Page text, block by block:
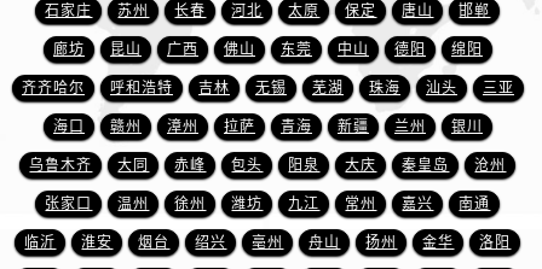
澳门特别行政区风顺堂区南湾大马路爱彼售后服务中心（需提前预约）
澳门特别行政区花地玛堂区关闸广场爱彼售后服务中心（需提前预约）
澳门特别行政区花王堂区大三巴商圈爱彼售后服务中心（需提前预约）
澳门特别行政区嘉模堂区官也街爱彼售后服务中心（需提前预约）
澳门省路氹城市金光大道爱彼售后服务中心（需提前预约）
澳门特别行政区望德堂区塔石广场爱彼售后服务中心（需提前预约）
福建省福州市鼓楼区五四路128-1号恒力城写字楼15层03室爱彼售后服务中心（需提前预约）
福建省厦门市思明区湖滨东路95号万象城华润大厦B座11层1104室爱彼售后服务中心（需提前预约）
石家庄 苏州 长春 河北 太原 保定 唐山 邯郸
廊坊 昆山 广西 佛山 东莞 中山 德阳 绵阳
齐齐哈尔 呼和浩特 吉林 无锡 芜湖 珠海 汕头 三亚
海口 赣州 漳州 拉萨 青海 新疆 兰州 银川
乌鲁木齐 大同 赤峰 包头 阳泉 大庆 秦皇岛 沧州
张家口 温州 徐州 潍坊 九江 常州 嘉兴 南通
临沂 淮安 烟台 绍兴 亳州 舟山 扬州 金华 洛阳